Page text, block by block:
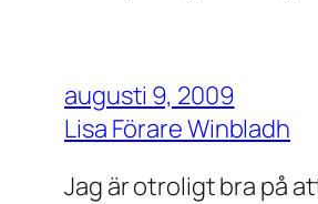
augusti 9, 2009
Lisa Förare Winbladh
Jag är otroligt bra på